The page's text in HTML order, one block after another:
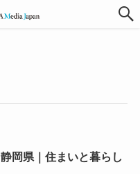
岡県｜住まいと暮らし